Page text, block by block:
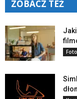
ZOBACZ TEŻ